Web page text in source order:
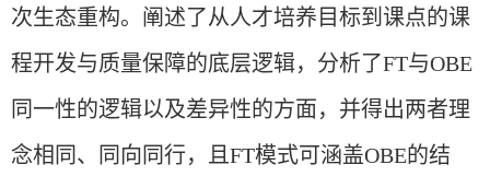
次生态重构。阐述了从人才培养目标到课点的课
程开发与质量保障的底层逻辑，分析了FT与OBE
同一性的逻辑以及差异性的方面 ，并得出两者理
念相同、同向同行，且 FT模式可涵盖OBE的结